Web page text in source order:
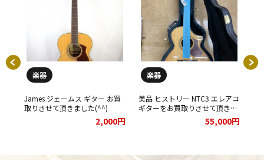
楽器
James ジェームス ギター お買
取りさせて頂きました(^^)
2,000円
楽器
美品 ヒストリー NTC3 エレアコ
ギターをお買取りさせて頂きま
55,000円